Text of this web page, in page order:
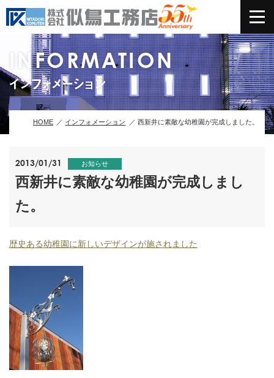
INFORMATION
インフォメーション
HOME インフォメーション 西新井に素敵な幼稚園が完成しました。
2013/01/31 お知らせ
西新井に素敵な幼稚園が完成しまし
た。
歴史ある幼稚園に新しいデザインが施されました